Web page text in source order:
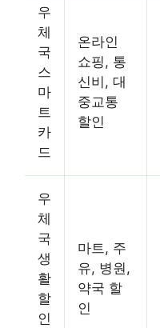
우
체
국
스
마
트
카
드
온라인
쇼핑, 통
신비, 대
중교통
할인
우
체
국
생
활
할
인
마트, 주
유, 병원,
약국 할
인